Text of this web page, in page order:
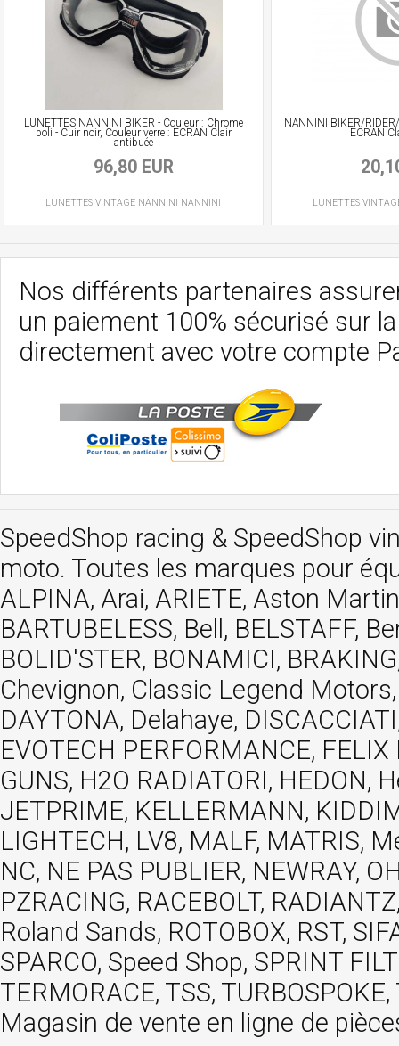
LUNETTES NANNINI BIKER - Couleur : Chrome
poli - Cuir noir, Couleur verre : ECRAN Clair
antibuée
96,80 EUR
LUNETTES VINTAGE NANNINI NANNINI
NANNINI BIKER/
ECRAN
LUNETTES
Nos différents partenaires
un paiement 100% sécurisé sur
directement avec votre compte
SpeedShop racing & SpeedShop
moto. Toutes les marques pour
ALPINA, Arai, ARIETE, Aston
BARTUBELESS, Bell, BELSTAFF,
BOLID'STER, BONAMICI,
Chevignon, Classic Legend
DAYTONA, Delahaye,
EVOTECH PERFORMANCE,
GUNS, H2O RADIATORI, HEDON,
JETPRIME, KELLERMANN,
LIGHTECH, LV8, MALF, MATRIS,
NC, NE PAS PUBLIER, NEWRAY,
PZRACING, RACEBOLT,
Roland Sands, ROTOBOX, RST,
SPARCO, Speed Shop, SPRINT
TERMORACE, TSS,
Magasin de vente en ligne de